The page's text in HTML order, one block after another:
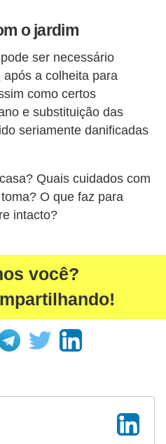
o jardim
ser necessário
após a colheita para
como certos
e substituição das
seriamente danificadas
Quais cuidados com
O que faz para
intacto?
você?